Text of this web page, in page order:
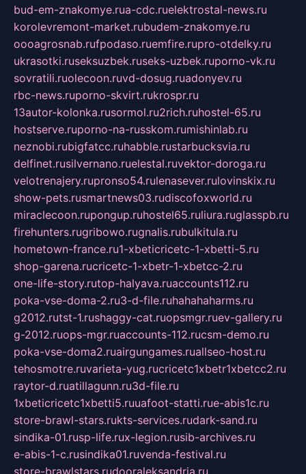
bud-em-znakomye.rua-cdc.ruelektrostal-news.ru
korolevremont-market.rubudem-znakomye.ru
oooagrosnab.rufpodaso.ruemfire.rupro-otdelky.ru
ukrasotki.ruseksuzbek.ruseks-uzbek.ruporno-vk.ru
sovratili.ruolecoon.ruvd-dosug.ruadonyev.ru
rbc-news.ruporno-skvirt.rukrospr.ru
13autor-kolonka.rusormol.ru2rich.ruhostel-65.ru
hostserve.ruporno-na-russkom.rumishinlab.ru
neznobi.rubigfatcc.ruhabble.rustarbucksvia.ru
delfinet.rusilvernano.ruelestal.ruvektor-doroga.ru
velotrenajery.rupronso54.rulenasever.rulovinskix.ru
show-pets.rusmartnews03.rudiscofoxworld.ru
miraclecoon.rupongup.ruhostel65.ruliura.ruglasspb.ru
firehunters.rugribowo.rugnalis.rubulkitula.ru
hometown-france.ru1-xbeticricetc-1-xbetti-5.ru
shop-garena.rucricetc-1-xbetr-1-xbetcc-2.ru
one-life-story.rutop-halyava.ruaccounts112.ru
poka-vse-doma-2.ru3-d-file.ruhahahaharms.ru
g2012.rutst-1.rushaggy-cat.ruopsmgr.ruev-gallery.ru
g-2012.ruops-mgr.ruaccounts-112.rucsm-demo.ru
poka-vse-doma2.ruairgungames.ruallseo-host.ru
tehosmotre.ruvarieta-yug.rucricetc1xbetr1xbetcc2.ru
raytor-d.ruatillagunn.ru3d-file.ru
1xbeticricetc1xbetti5.ruuafoot-statti.rue-abis1c.ru
store-brawl-stars.rukts-services.rudark-sand.ru
sindika-01.rusp-life.rux-legion.rusib-archives.ru
e-abis-1-c.rusindika01.ruvenda-festival.ru
store-brawlstars.rudooraleksandria.ru